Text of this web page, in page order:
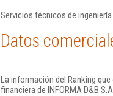
Servicios técnicos de
Datos
La información del Ranking
financiera de INFORMA D&B